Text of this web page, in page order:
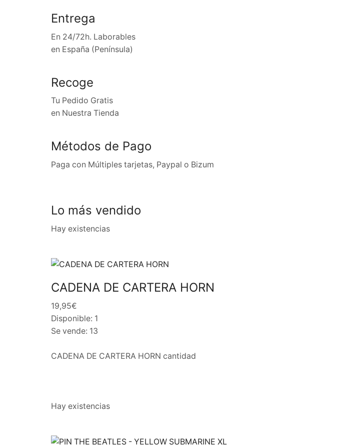
Entrega
En 24/72h. Laborables
en España (Península)
Recoge
Tu Pedido Gratis
en Nuestra Tienda
Métodos de Pago
Paga con Múltiples tarjetas, Paypal o Bizum
Lo más vendido
Hay existencias
CADENA DE CARTERA HORN
19,95€
Disponible: 1
Se vende: 13
CADENA DE CARTERA HORN cantidad
Hay existencias